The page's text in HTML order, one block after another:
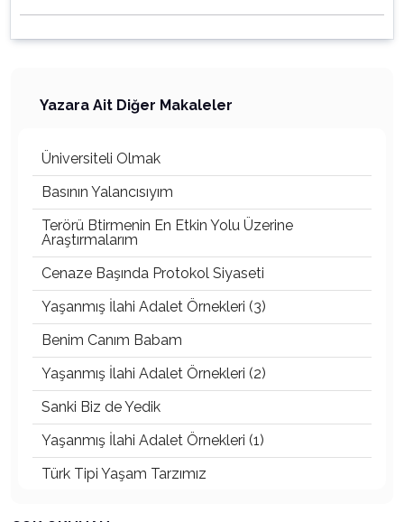
Yazara Ait Diğer Makaleler
Üniversiteli Olmak
Basının Yalancısıyım
Terörü Btirmenin En Etkin Yolu Üzerine
Araştırmalarım
Cenaze Başında Protokol Siyaseti
Yaşanmış İlahi Adalet Örnekleri (3)
Benim Canım Babam
Yaşanmış İlahi Adalet Örnekleri (2)
Sanki Biz de Yedik
Yaşanmış İlahi Adalet Örnekleri (1)
Türk Tipi Yaşam Tarzımız